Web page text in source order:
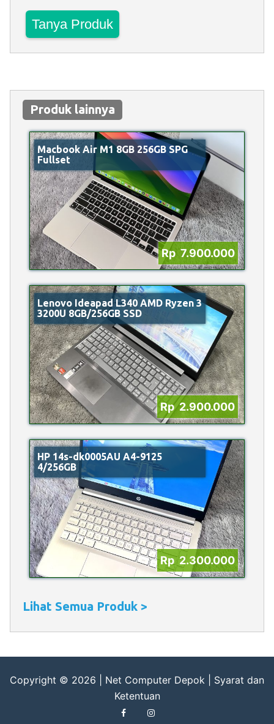
Tanya Produk
Produk lainnya
Macbook Air M1 8GB 256GB SPG
Fullset
Rp 7.900.000
Lenovo Ideapad L340 AMD Ryzen 3
3200U 8GB/256GB SSD
Rp 2.900.000
HP 14s-dk0005AU A4-9125
4/256GB
Rp 2.300.000
Lihat Semua Produk >
Copyright © 2026 | Net Computer Depok
Syarat dan
Ketentuan